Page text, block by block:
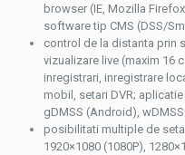
browser (IE, Mozilla
software tip CMS (DSS/
control de la distanta prin
vizualizare live (maxim 16
inregistrari, inregistrare
mobil, setari DVR;
gDMSS (Android),
posibilitati multiple de
1920×1080 (1080P),